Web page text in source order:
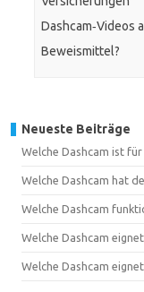
Dashcam‑Videos
Beweismittel?
Neueste Beiträge
Welche Dashcam ist
Welche Dashcam hat
Welche Dashcam
Welche Dashcam
Welche Dashcam